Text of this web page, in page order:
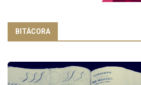
BITÁCORA